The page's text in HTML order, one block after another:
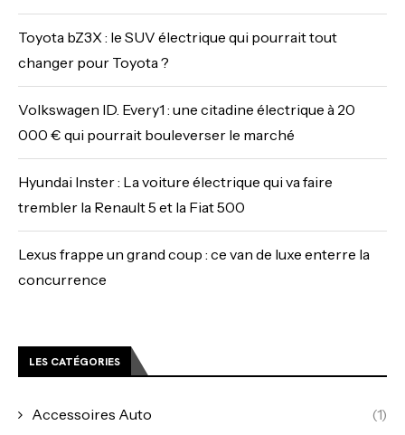
Toyota bZ3X : le SUV électrique qui pourrait tout
changer pour Toyota ?
Volkswagen ID. Every1 : une citadine électrique à 20
000 € qui pourrait bouleverser le marché
Hyundai Inster : La voiture électrique qui va faire
trembler la Renault 5 et la Fiat 500
Lexus frappe un grand coup : ce van de luxe enterre la
concurrence
LES CATÉGORIES
Accessoires Auto (1)